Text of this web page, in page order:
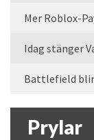
Mer Roblox-
Idag stänger
Battlefield
Prylar